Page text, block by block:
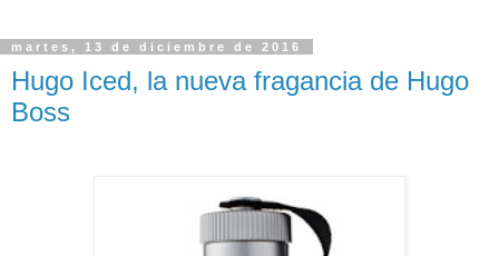
martes, 13 de diciembre de 2016
Hugo Iced, la nueva fragancia de Hugo
Boss